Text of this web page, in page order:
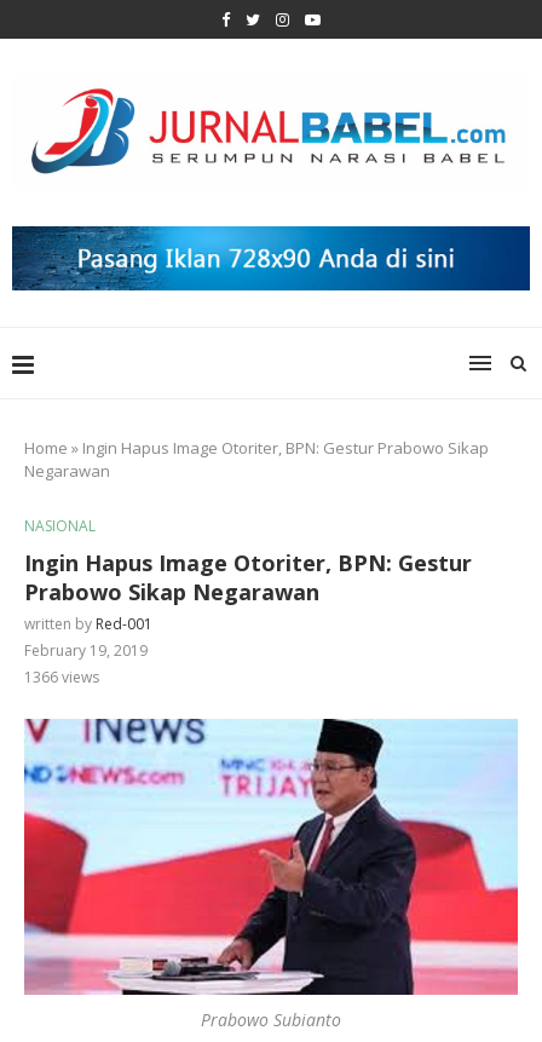
Home » Ingin Hapus Image Otoriter, BPN: Gestur Prabowo Sikap
Negarawan
NASIONAL
Ingin Hapus Image Otoriter, BPN: Gestur
Prabowo Sikap Negarawan
written by Red-001
February 19, 2019
1366views
Prabowo Subianto